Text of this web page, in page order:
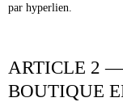
par hyperlien.
ARTICLE 2
BOUTIQUE